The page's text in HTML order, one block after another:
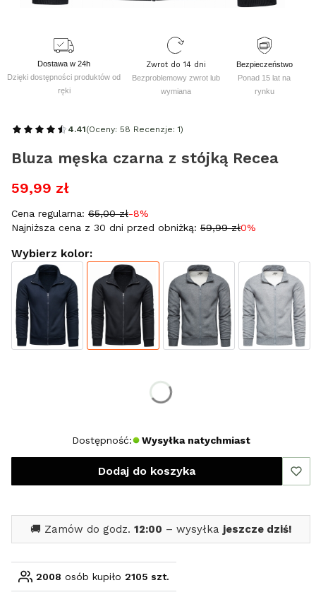
Dostawa w 24h
Dzięki dostępności produktów od
ręki
Zwrot do 14 dni
Bezproblemowy zwrot lub
wymiana
Bezpieczeństwo
Ponad 15 lat na
rynku
4.41(Oceny: 58 Recenzje: 1)
Bluza męska czarna z stójką Recea
59,99 zł
Cena regularna: 65,00 zł-8%
Najniższa cena z 30 dni przed obniżką: 59,99 zł0%
Wybierz kolor:
Dostępność: Wysyłka natychmiast
Dodaj do koszyka
🚚 Zamów do godz. 12:00 – wysyłka jeszcze dziś!
2008 osób kupiło 2105 szt.